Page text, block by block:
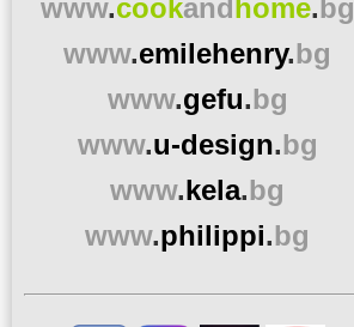
www.cookandhome.bg
www.emilehenry.bg
www.gefu.bg
www.u-design.bg
www.kela.bg
www.philippi.bg